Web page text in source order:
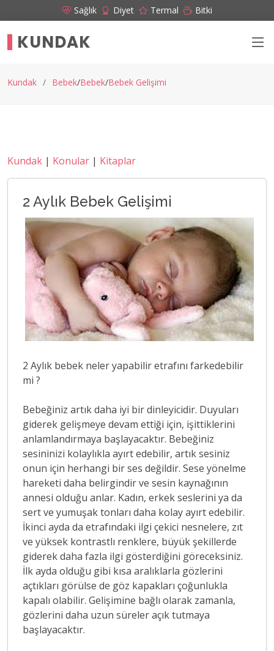
Sağlık Diyet Termal Bitki
KUNDAK
Kundak Bebek Bebek Bebek Gelişimi
Kundak | Konular | Kitaplar
2 Aylık Bebek Gelişimi
2 Aylık bebek neler yapabilir etrafını farkedebilir
mi ?
Bebeğiniz artık daha iyi bir dinleyicidir. Duyuları
giderek gelişmeye devam ettiği için, işittiklerini
anlamlandırmaya başlayacaktır. Bebeğiniz
sesininizi kolaylıkla ayırt edebilir, artık sesiniz
onun için herhangi bir ses değildir. Sese yönelme
hareketi daha belirgindir ve sesin kaynağının
annesi olduğu anlar. Kadın, erkek seslerini ya da
sert ve yumuşak tonları daha kolay ayırt edebilir.
İkinci ayda da etrafındaki ilgi çekici nesnelere, zıt
ve yüksek kontrastlı renklere, büyük şekillerde
giderek daha fazla ilgi gösterdiğini göreceksiniz.
İlk ayda olduğu gibi kısa aralıklarla gözlerini
açtıkları görülse de göz kapakları çoğunlukla
kapalı olabilir. Gelişimine bağlı olarak zamanla,
gözlerini daha uzun süreler açık tutmaya
başlayacaktır.